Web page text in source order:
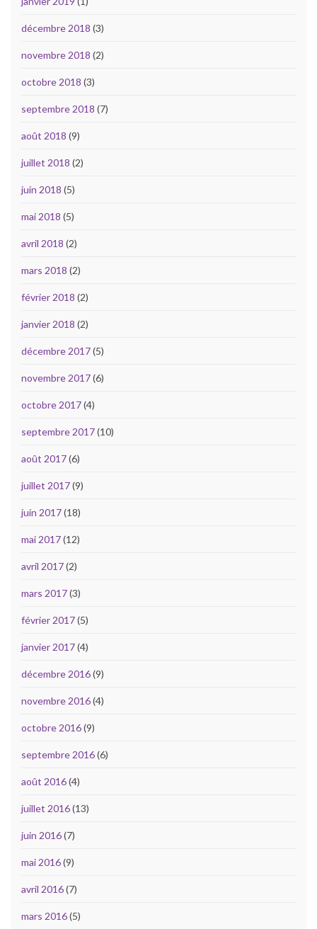
décembre 2018 (3)
novembre 2018 (2)
octobre 2018 (3)
septembre 2018 (7)
août 2018 (9)
juillet 2018 (2)
juin 2018 (5)
mai 2018 (5)
avril 2018 (2)
mars 2018 (2)
février 2018 (2)
janvier 2018 (2)
décembre 2017(5)
novembre 2017(6)
octobre 2017(4)
septembre 2017(10)
août 2017(6)
juillet 2017(9)
juin 2017(18)
mai 2017(12)
avril 2017(2)
mars 2017(3)
février 2017(5)
janvier 2017(4)
décembre 2016(9)
novembre 2016(4)
octobre 2016(9)
septembre 2016(6)
août 2016(4)
juillet 2016(13)
juin 2016(7)
mai 2016(9)
avril 2016(7)
mars 2016(5)